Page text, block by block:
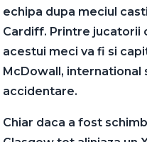
echipa dupa meciul
Cardiff. Printre jucatorii
acestui meci va fi si
McDowall, international
accidentare.
Chiar daca a fost